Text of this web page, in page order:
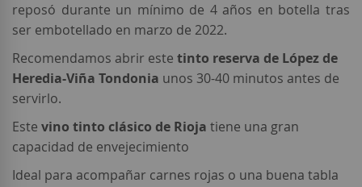
reposó durante un mínimo de 4 años en botella tras
ser embotellado en marzo de 2022.
Recomendamos abrir este tinto reserva de López de
Heredia-Viña Tondonia unos 30-40 minutos antes de
servirlo.
Este vino tinto clásico de Rioja tiene una gran
capacidad de envejecimiento
Ideal para acompañar carnes rojas o una buena tabla